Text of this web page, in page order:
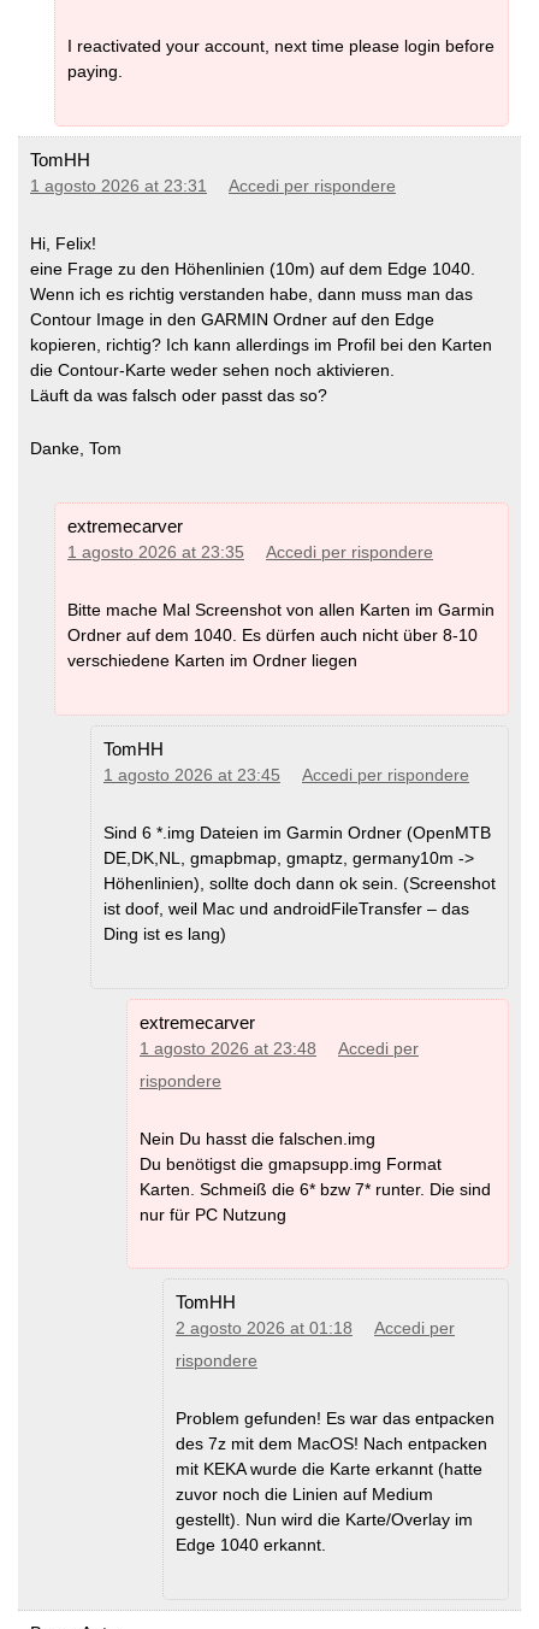
I reactivated your account, next time please login before
paying.
TomHH
1 agosto 2026 at 23:31 Accedi per rispondere
Hi, Felix!
eine Frage zu den Höhenlinien (10m) auf dem Edge 1040.
Wenn ich es richtig verstanden habe, dann muss man das
Contour Image in den GARMIN Ordner auf den Edge
kopieren, richtig? Ich kann allerdings im Profil bei den Karten
die Contour-Karte weder sehen noch aktivieren.
Läuft da was falsch oder passt das so?
Danke, Tom
extremecarver
1 agosto 2026 at 23:35 Accedi per rispondere
Bitte mache Mal Screenshot von allen Karten im Garmin
Ordner auf dem 1040. Es dürfen auch nicht über 8-10
verschiedene Karten im Ordner liegen
TomHH
1 agosto 2026 at 23:45 Accedi per rispondere
Sind 6 *.img Dateien im Garmin Ordner (OpenMTB
DE,DK,NL, gmapbmap, gmaptz, germany10m ->
Höhenlinien), sollte doch dann ok sein. (Screenshot
ist doof, weil Mac und androidFileTransfer – das
Ding ist es lang)
extremecarver
1 agosto 2026 at 23:48
Accedi per
rispondere
Nein Du hasst die falschen.img
Du benötigst die gmapsupp.img Format
Karten. Schmeiß die 6* bzw 7* runter. Die sind
nur für PC Nutzung
TomHH
2 agosto 2026 at 01:18
Accedi per
rispondere
Problem gefunden! Es war das entpacken
des 7z mit dem MacOS! Nach entpacken
mit KEKA wurde die Karte erkannt (hatte
zuvor noch die Linien auf Medium
gestellt). Nun wird die Karte/Overlay im
Edge 1040 erkannt.